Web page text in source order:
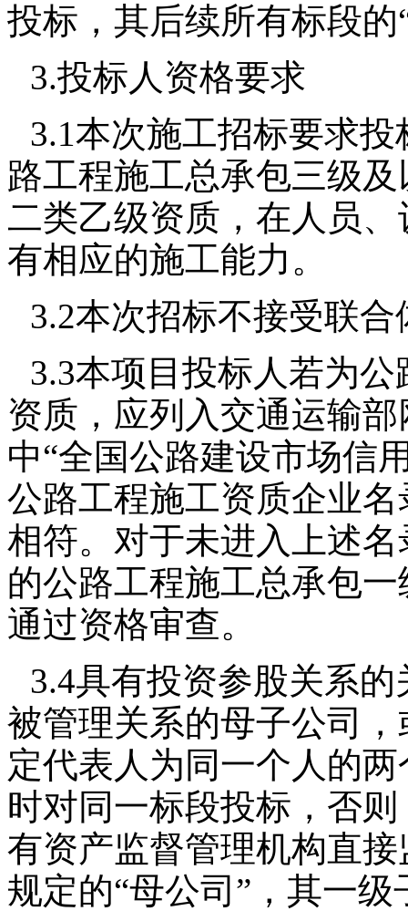
投标，其后续所有标段
3.投标人资格要求
3.1本次施工招标要求
路工程施工总承包三级
二类乙级资质，在人员
有相应的施工能力。
3.2本次招标不接受联合
3.3本项目投标人若为
资质，应列入交通运输部
中“全国公路建设市场信
公路工程施工资质企业
相符。对于未进入上述
的公路工程施工总承包
通过资格审查。
3.4具有投资参股关系
被管理关系的母子公司
定代表人为同一个人的
时对同一标段投标，否
有资产监督管理机构直
规定的“母公司”，其一